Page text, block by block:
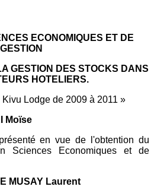
ECONOMIQUES ET DE
GESTION
GESTION DES STOCKS DANS
HOTELIERS.
Lodge de 2009 à 2011 »
Moïse
en vue de l'obtention du
Sciences Economiques et de
MUSAY Laurent